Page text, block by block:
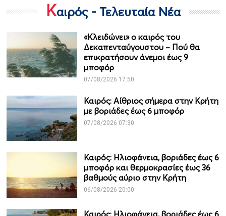
Καιρός - Τελευταία Νέα
«Κλειδώνει» ο καιρός του
Δεκαπενταύγουστου – Πού θα
επικρατήσουν άνεμοι έως 9
μποφόρ
07/08/2026 17:50
Καιρός: Αίθριος σήμερα στην Κρήτη
με βοριάδες έως 6 μποφόρ
07/08/2026 07:30
Καιρός: Ηλιοφάνεια, βοριάδες έως 6
μποφόρ και θερμοκρασίες έως 36
βαθμούς αύριο στην Κρήτη
06/08/2026 20:00